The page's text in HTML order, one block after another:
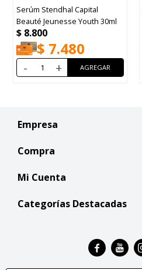
Serúm Stendhal Capital
Beauté Jeunesse Youth 30ml
$ 8.800
$ 7.480
- +
Empresa
Compra
Mi Cuenta
Categorías Destacadas
 